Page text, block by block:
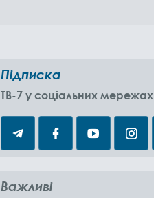
Підписка
TB-7 у соціальних мережах
Важливі